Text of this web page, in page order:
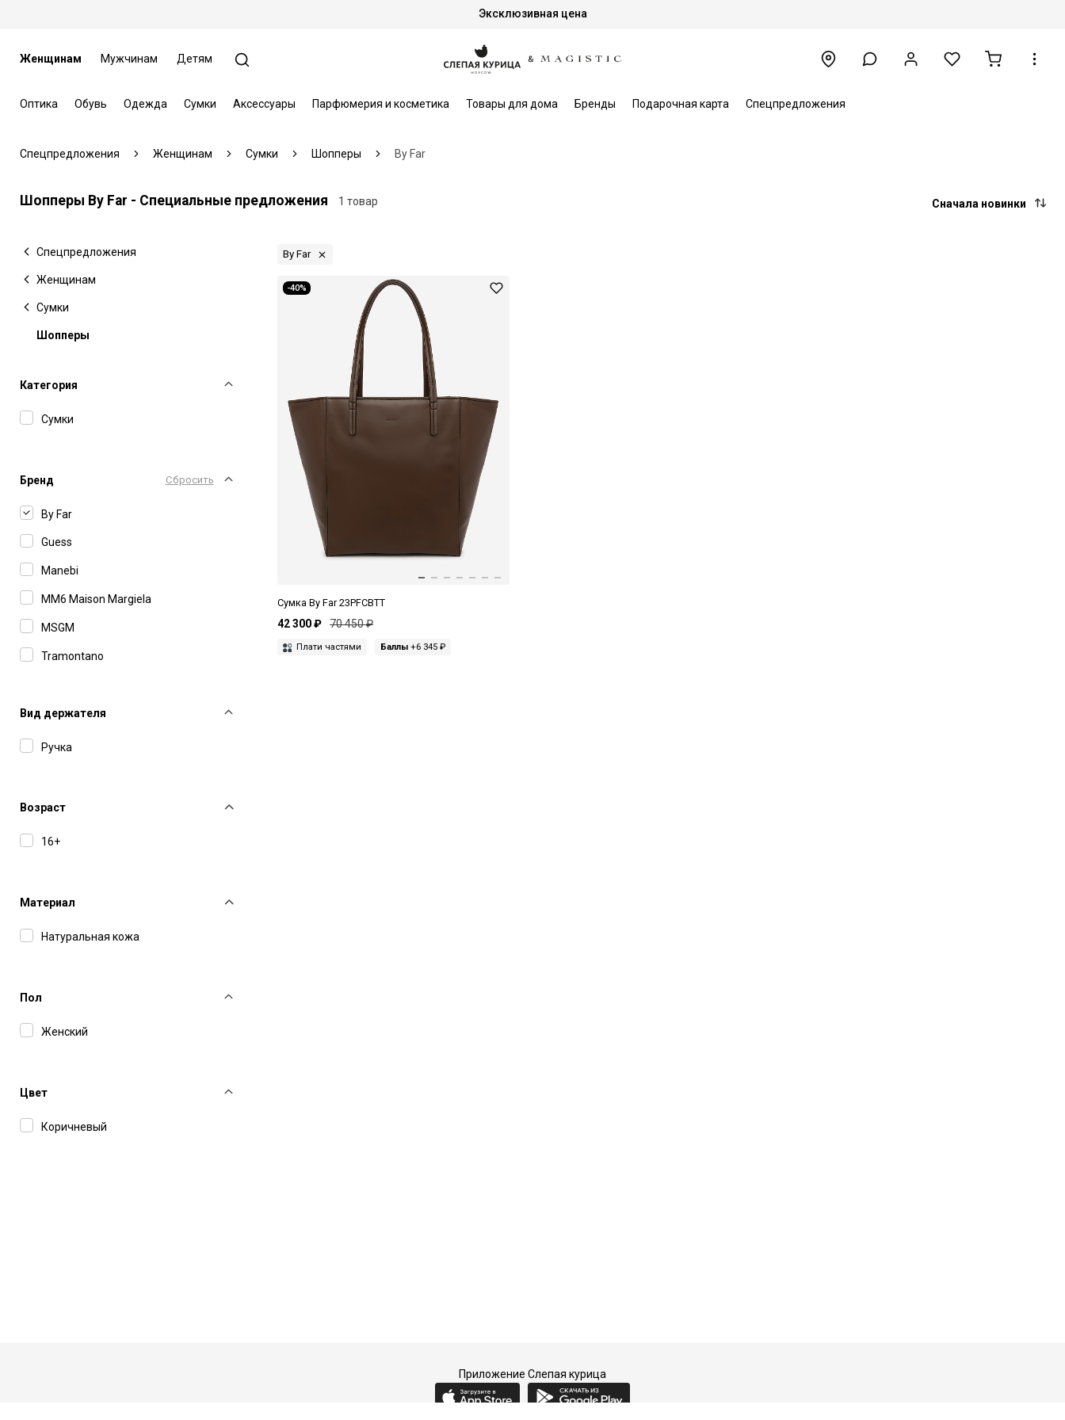
Эксклюзивная цена
Женщинам Мужчинам Детям
Оптика Обувь Одежда Сумки Аксессуары Парфюмерия и косметика Товары для дома Бренды Подарочная карта Спецпредложения
Спецпредложения Женщинам Сумки Шопперы By Far
Шопперы By Far - Специальные предложения 1 товар Сначала новинки
Спецпредложения
Женщинам
Сумки
Шопперы
Категория
Сумки
Бренд Сбросить
By Far
Guess
Manebi
MM6 Maison Margiela
MSGM
Tramontano
Вид держателя
Ручка
Возраст
16+
Материал
Натуральная кожа
Пол
Женский
Цвет
Коричневый
By Far
-40%
Сумка By Far 23PFCBTT
42 300 ₽ 70 450 ₽
Плати частями Баллы +6 345 ₽
Приложение Слепая курица